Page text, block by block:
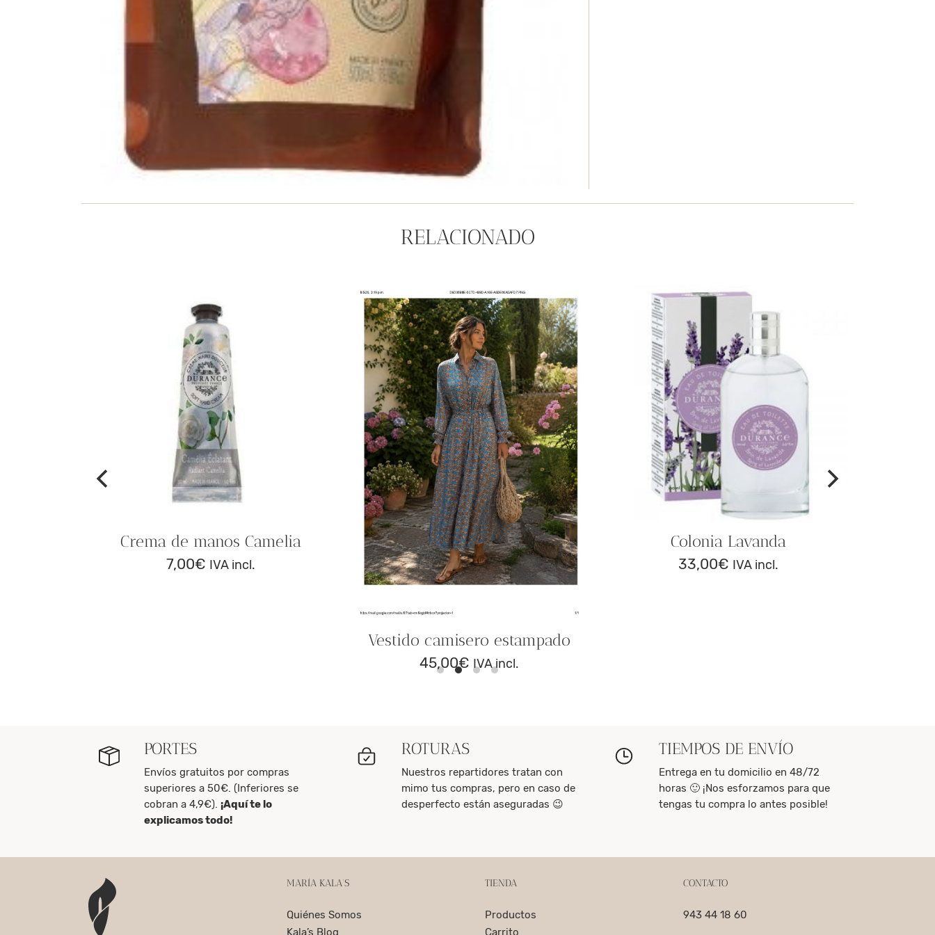
RELACIONADO
Crema de manos Camelia
7,00€ IVA incl.
Vestido camisero estampado
45,00€ IVA incl.
Colonia Lavanda
33,00€ IVA incl.
PORTES
Envíos gratuitos por compras
superiores a 50€. (Inferiores se
cobran a 4,9€). ¡Aquí te lo
explicamos todo!
ROTURAS
Nuestros repartidores tratan con
mimo tus compras, pero en caso de
desperfecto están aseguradas 😉
TIEMPOS DE ENVÍO
Entrega en tu domicilio en 48/72
horas 🙂 ¡Nos esforzamos para que
tengas tu compra lo antes posible!
MARÍA KALA’S
Quiénes Somos
Kala’s Blog
TIENDA
Productos
Carrito
CONTACTO
943 44 18 60